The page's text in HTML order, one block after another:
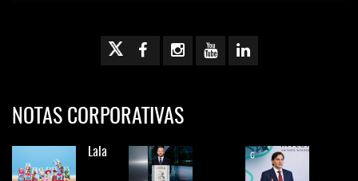
NOTAS CORPORATIVAS
Lala